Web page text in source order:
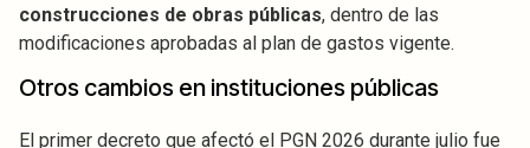
construcciones de obras públicas, dentro de las
modificaciones aprobadas al plan de gastos vigente.
Otros cambios en instituciones públicas
El primer decreto que afectó el PGN 2026 durante julio fue